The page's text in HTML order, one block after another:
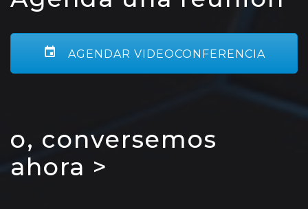
AGENDAR VIDEOCONFERENCIA
o, conversemos
ahora >